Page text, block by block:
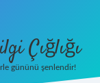
Çığlığı
gününü şenlendir!